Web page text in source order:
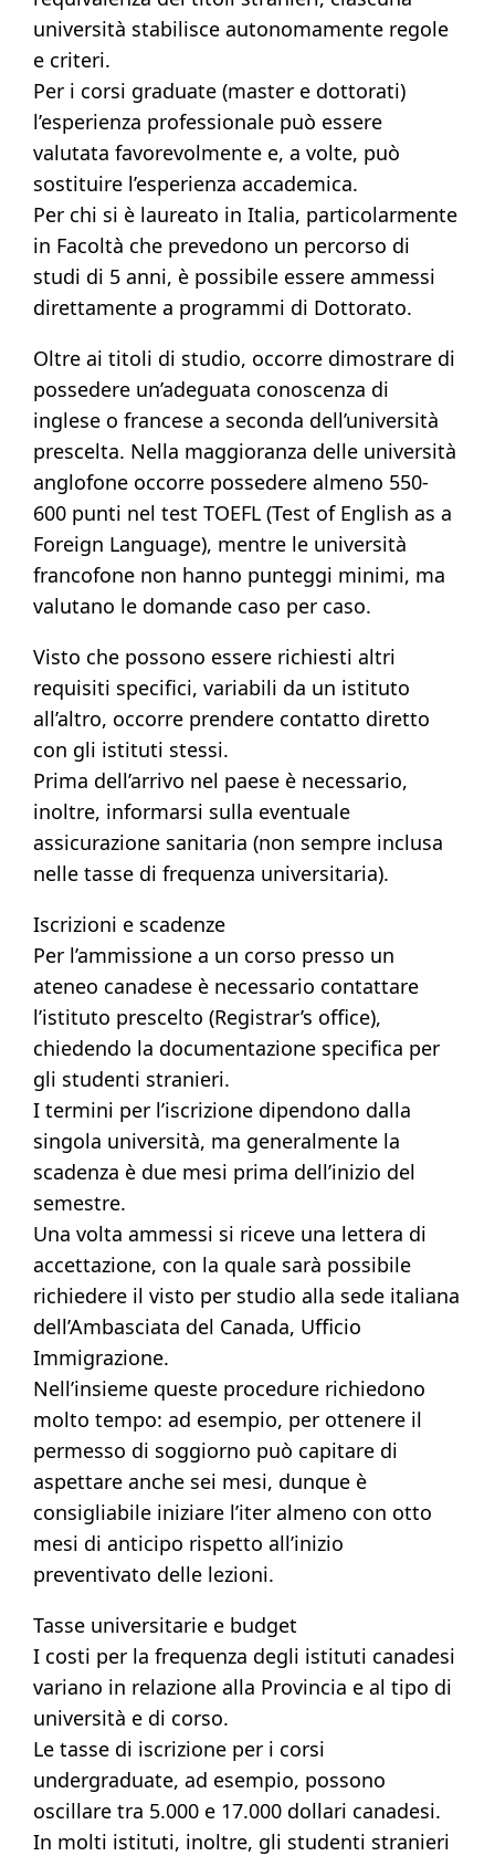
università stabilisce autonomamente regole
e criteri.
Per i corsi graduate (master e dottorati)
l’esperienza professionale può essere
valutata favorevolmente e, a volte, può
sostituire l’esperienza accademica.
Per chi si è laureato in Italia, particolarmente
in Facoltà che prevedono un percorso di
studi di 5 anni, è possibile essere ammessi
direttamente a programmi di Dottorato.
Oltre ai titoli di studio, occorre dimostrare di
possedere un’adeguata conoscenza di
inglese o francese a seconda dell’università
prescelta. Nella maggioranza delle università
anglofone occorre possedere almeno 550-
600 punti nel test TOEFL (Test of English as a
Foreign Language), mentre le università
francofone non hanno punteggi minimi, ma
valutano le domande caso per caso.
Visto che possono essere richiesti altri
requisiti specifici, variabili da un istituto
all’altro, occorre prendere contatto diretto
con gli istituti stessi.
Prima dell’arrivo nel paese è necessario,
inoltre, informarsi sulla eventuale
assicurazione sanitaria (non sempre inclusa
nelle tasse di frequenza universitaria).
Iscrizioni e scadenze
Per l’ammissione a un corso presso un
ateneo canadese è necessario contattare
l’istituto prescelto (Registrar’s office),
chiedendo la documentazione specifica per
gli studenti stranieri.
I termini per l’iscrizione dipendono dalla
singola università, ma generalmente la
scadenza è due mesi prima dell’inizio del
semestre.
Una volta ammessi si riceve una lettera di
accettazione, con la quale sarà possibile
richiedere il visto per studio alla sede italiana
dell’Ambasciata del Canada, Ufficio
Immigrazione.
Nell’insieme queste procedure richiedono
molto tempo: ad esempio, per ottenere il
permesso di soggiorno può capitare di
aspettare anche sei mesi, dunque è
consigliabile iniziare l’iter almeno con otto
mesi di anticipo rispetto all’inizio
preventivato delle lezioni.
Tasse universitarie e budget
I costi per la frequenza degli istituti canadesi
variano in relazione alla Provincia e al tipo di
università e di corso.
Le tasse di iscrizione per i corsi
undergraduate, ad esempio, possono
oscillare tra 5.000 e 17.000 dollari canadesi.
In molti istituti, inoltre, gli studenti stranieri